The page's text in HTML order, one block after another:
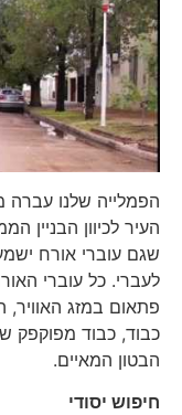
הפמלייה שלנו עברה
העיר לכיוון
שגם עוברי אורח
לעברי. כל עוברי
פתאום במזג האוויר,
כבוד, כבוד מפוקפק
הבטון המאיים.
חיפוש יסודי